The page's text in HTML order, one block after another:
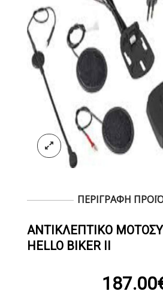
ΠΕΡΙΓΡΑΦΗ
ΑΝΤΙΚΛΕΠΤΙΚΌ
HELLO BIKER II
187.00